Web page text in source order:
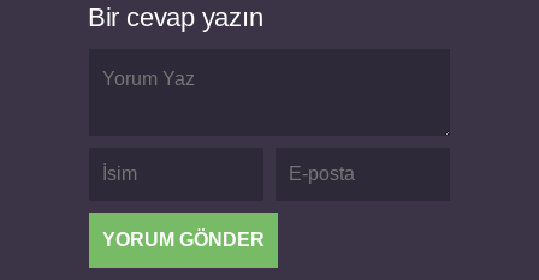
Bir cevap yazın